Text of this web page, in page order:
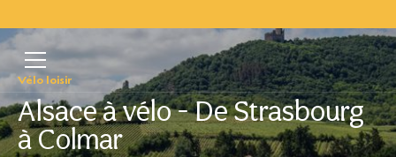
Vélo loisir
Alsace à vélo - De Strasbourg
à Colmar